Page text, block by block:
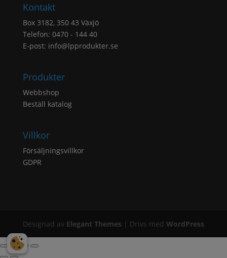
Kontakt
Box 3182, 350 43 Växjö
Telefon: 0470 - 144 40
E-post: info@lpprodukter.se
Produkter
Webbshop
Beställ katalog
Villkor
Försäljningsvillkor
GDPR
Designad av Elegant Themes | Drivs med WordPress